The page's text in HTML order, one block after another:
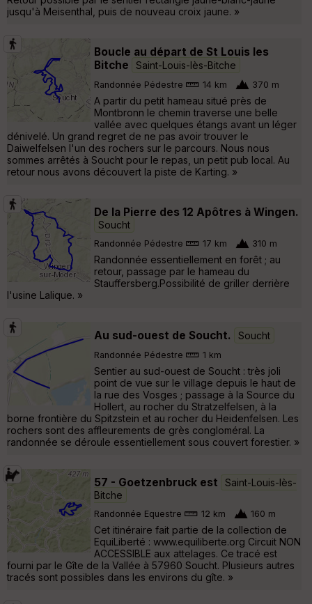
jusqu'à Meisenthal, puis de nouveau croix jaune. »
Boucle au départ de St Louis les
Bitche
Saint-Louis-lès-Bitche
Randonnée Pédestre 14 km 370 m
A partir du petit hameau situé près de
Montbronn le chemin traverse une belle
vallée avec quelques étangs avant un léger
dénivelé. Un grand regret de ne pas avoir trouver le
Daiwelfelsen l'un des rochers sur le parcours. Nous nous
sommes arrêtés à Soucht pour le repas, un petit pub local. Au
retour nous avons découvert la piste de Karting. »
De la Pierre des 12 Apôtres à Wingen.
Soucht
Randonnée Pédestre 17 km 310 m
Randonnée essentiellement en forêt ; au
retour, passage par le hameau du
Stauffersberg.Possibilité de griller derrière
l'usine Lalique. »
Au sud-ouest de Soucht. Soucht
Randonnée Pédestre 1 km
Sentier au sud-ouest de Soucht : très joli
point de vue sur le village depuis le haut de
la rue des Vosges ; passage à la Source du
Hollert, au rocher du Stratzelfelsen, à la
borne frontière du Spitzstein et au rocher du Heidenfelsen. Les
rochers sont des affleurements de grès congloméral. La
randonnée se déroule essentiellement sous couvert forestier. »
57 - Goetzenbruck est
Saint-Louis-lès-
Bitche
Randonnée Equestre 12 km 160 m
Cet itinéraire fait partie de la collection de
EquiLiberté : www.equiliberte.org Circuit NON
ACCESSIBLE aux attelages. Ce tracé est
fourni par le Gîte de la Vallée à 57960 Soucht. Plusieurs autres
tracés sont possibles dans les environs du gîte. »